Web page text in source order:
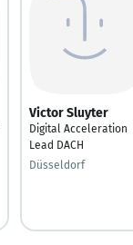
Victor Sluyter
Digital Acceleration
Lead DACH
Düsseldorf